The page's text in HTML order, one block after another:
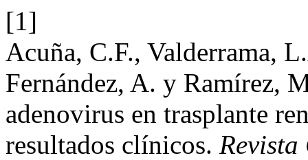
[1]
Acuña, C.F., Valderrama,
Fernández, A. y Ramírez,
adenovirus en trasplante
resultados clínicos.